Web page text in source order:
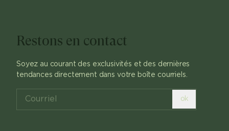
Restons en contact
Soyez au courant des exclusivités et des dernières
tendances directement dans votre boîte courriels.
ok